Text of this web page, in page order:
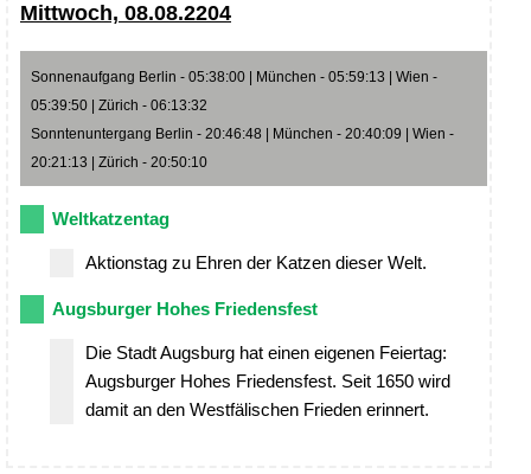
Mittwoch, 08.08.2204
Sonnenaufgang Berlin - 05:38:00 | München - 05:59:13 | Wien -
05:39:50 | Zürich - 06:13:32
Sonntenuntergang Berlin - 20:46:48 | München - 20:40:09 | Wien -
20:21:13 | Zürich - 20:50:10
Weltkatzentag
Aktionstag zu Ehren der Katzen dieser Welt.
Augsburger Hohes Friedensfest
Die Stadt Augsburg hat einen eigenen Feiertag:
Augsburger Hohes Friedensfest. Seit 1650 wird
damit an den Westfälischen Frieden erinnert.